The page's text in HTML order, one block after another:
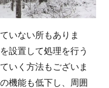
いない所もありま
設置して処理を行う
いく方法もございま
機能も低下し、周囲